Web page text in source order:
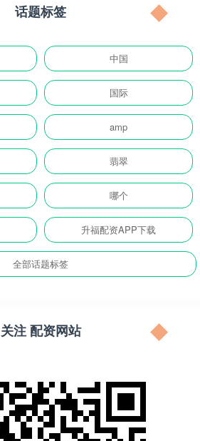
话题标签
中国
国际
amp
翡翠
哪个
升福配资APP下载
全部话题标签
关注 配资网站